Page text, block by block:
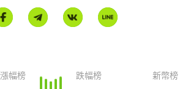
漲幅榜 跌幅榜 新幣榜